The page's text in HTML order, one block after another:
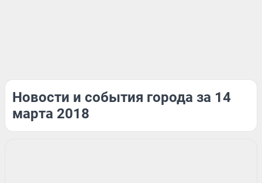
Новости и события города за 14
марта 2018